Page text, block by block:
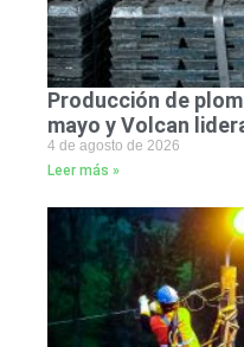
Producción de
mayo y Volcan
4 de agosto de 2026
Leer más »